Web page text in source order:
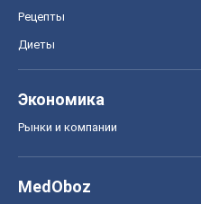
Рецепты
Диеты
Экономика
Рынки и компании
MedOboz